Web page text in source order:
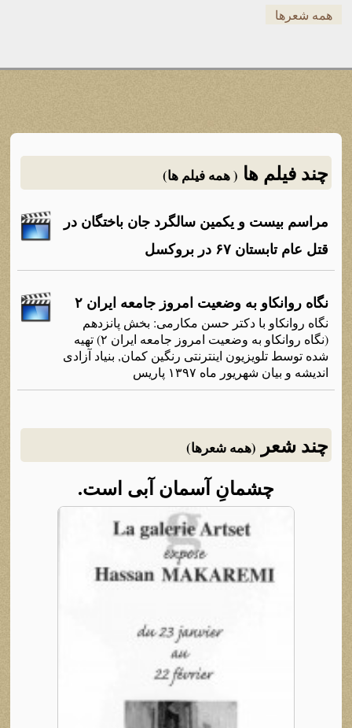
همه شعرها
چند فیلم ها ( همه فیلم ها)
مراسم بيست و يکمين سالگرد جان باختگان در
قتل عام تابستان ۶۷ در بروکسل
نگاه روانکاو به وضعیت امروز جامعه ایران ۲
نگاه روانکاو با دکتر حسن مکارمی: بخش پانزدهم
(نگاه روانکاو به وضعیت امروز جامعه ایران ۲) تهیه
شده توسط تلویزیون اینترنتی رنگین کمان, بنیاد آزادی
اندیشه و بیان شهریور ماه ۱۳۹۷ پاریس
چند شعر (همه شعرها)
چشمانِ آسمان آبی است.